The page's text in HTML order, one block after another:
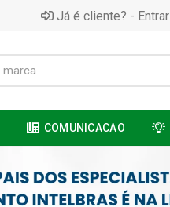
Já é cliente? - Entrar
COMUNICACAO